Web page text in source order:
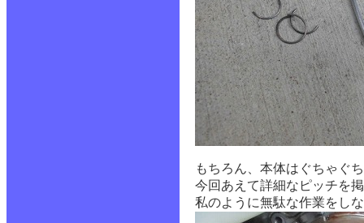
もちろん、本体はぐちゃぐ
今回あえて詳細なピッチを
私のように無駄な作業をし